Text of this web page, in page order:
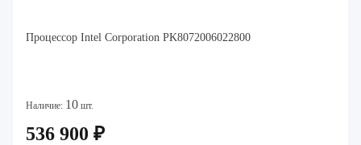
Процессор Intel Corporation PK8072006022800
Наличие: 10 шт.
536 900 ₽